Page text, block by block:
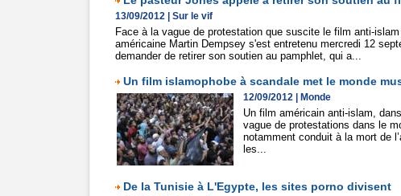
13/09/2012 Sur le vif
Face à la vague de protestation que suscite le film anti-
américaine Martin Dempsey s'est entretenu mercredi 12
demander de retirer son soutien au pamphlet, qui a...
Un film islamophobe à scandale met le monde
12/09/2012 Monde
Un film américain anti-islam,
vague de protestations dans le
notamment conduit à la mort de
les...
De la Tunisie à L'Egypte, les sites porno divisent